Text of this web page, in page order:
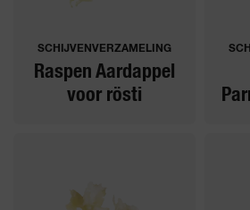
SCHIJVENVERZAMELING
Raspen Aardappel
voor rösti